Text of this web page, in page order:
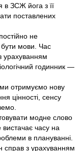
в ЗСЖ йога з її
поставлених
не
бути мови. Час
урахуванням
годинник —
отримуємо нову
цінності, сенсу
модне слово
часу на
в плануванні.
справ з урахуванням